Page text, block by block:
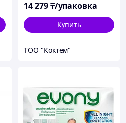
14 279₸/упаковка
Купить
ТОО "Коктем"